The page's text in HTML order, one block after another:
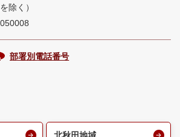
除く）
部署別電話番号